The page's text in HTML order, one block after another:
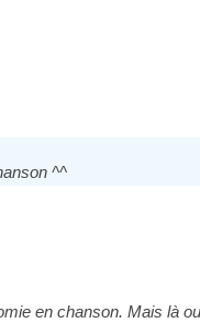
^^
en chanson. Mais là